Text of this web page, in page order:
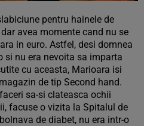
pentru hainele de
avea momente cand nu se
in euro. Astfel, desi domnea
si nu era nevoita sa imparta
cu aceasta, Marioara isi
de tip Second hand.
sa-si clateasca ochii
facuse o vizita la Spitalul de
de diabet, nu era intr-o